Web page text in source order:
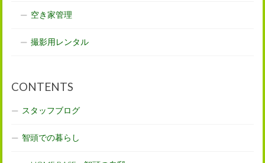
空き家管理
撮影用レンタル
CONTENTS
スタッフブログ
智頭での暮らし